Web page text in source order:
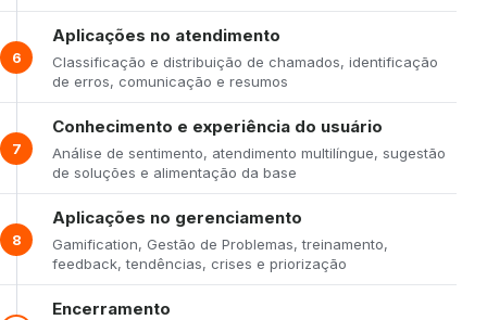
6
Aplicações no atendimento
Classificação e distribuição de chamados, identificação
de erros, comunicação e resumos
7
Conhecimento e experiência do usuário
Análise de sentimento, atendimento multilíngue, sugestão
de soluções e alimentação da base
8
Aplicações no gerenciamento
Gamification, Gestão de Problemas, treinamento,
feedback, tendências, crises e priorização
Encerramento